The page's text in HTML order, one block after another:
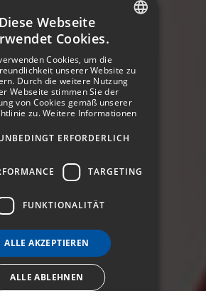
SPANISH
ENGLISH
GERMAN
FRENCH
ITALIAN
Diese Webseite
Cookies.
Cookies, um die
unserer Website zu
Durch die weitere Nutzung
Webseite stimmen Sie der
von Cookies gemäß unserer
zu.Weitere Informationen
ERFORDERLICH
TARGETING
FUNKTIONALITÄT
ALLE AKZEPTIEREN
ALLE ABLEHNEN